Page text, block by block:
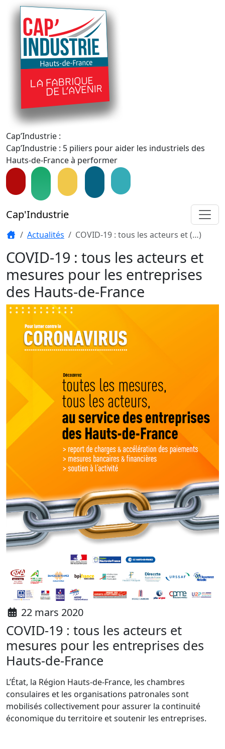
Cap’Industrie :
Cap’Industrie : 5 piliers pour aider les industriels des
Hauts-de-France à performer
Cap'Industrie
Actualités COVID-19 : tous les acteurs et (…)
COVID-19 : tous les acteurs et
mesures pour les entreprises
des Hauts-de-France
22 mars 2020
COVID-19 : tous les acteurs et
mesures pour les entreprises des
Hauts-de-France
L’État, la Région Hauts-de-France, les chambres
consulaires et les organisations patronales sont
mobilisés collectivement pour assurer la continuité
économique du territoire et soutenir les entreprises.